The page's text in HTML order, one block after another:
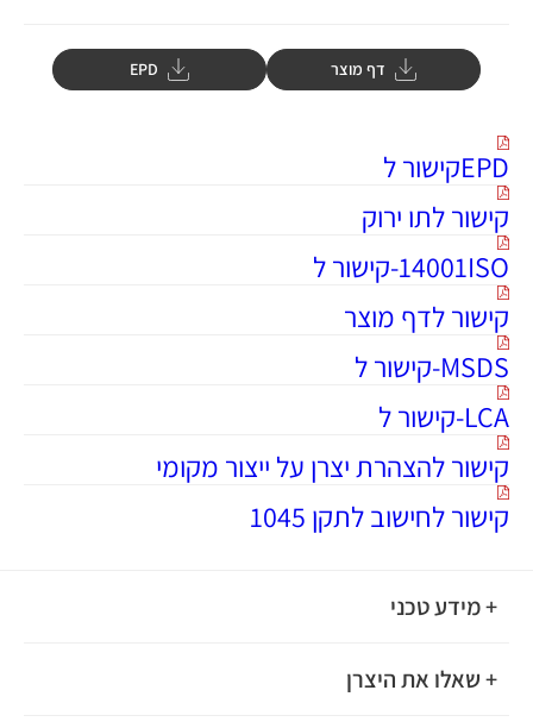
EPDקישור ל
קישור לתו ירוק
14001ISO-קישור ל
קישור לדף מוצר
MSDS-קישור ל
LCA-קישור ל
קישור להצהרת יצרן על ייצור מקומי
קישור לחישוב לתקן 1045
דף מוצר EPD
+ מידע טכני
+ שאלו את היצרן